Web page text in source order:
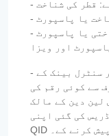
قطر کی شناخت
یا پاسپورٹ
یا پاسپورٹ
اور ویزا
- اجازت نامہ - ترسیلات زر سے متعلق قطر سنٹرل بینک کے
سے کوئی رقم کی
لین دین کے مالک
کی گئی اپنی
QID کاپی کے ساتھ ایک 'اتھارٹی لیٹر' پیش کرنے کے۔